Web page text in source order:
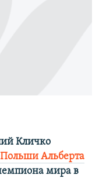
Кличко
Альберта
мира в